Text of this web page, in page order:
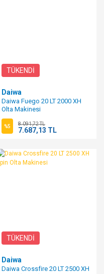
TÜKENDİ
Daiwa
Daiwa Fuego 20 LT 2000 XH
Olta Makinesi
%5 8.091,72 TL
7.687,13 TL
TÜKENDİ
Daiwa
Daiwa Crossfire 20 LT 2500 XH